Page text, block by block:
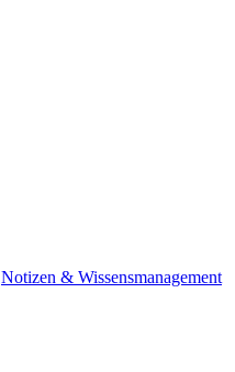
Notizen & Wissensmanagement